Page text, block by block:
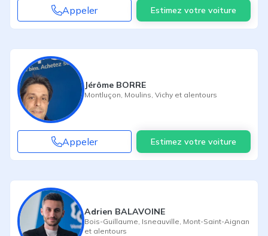
Appeler Estimez votre voiture
Jérôme BORRE
Montluçon Moulins Vichy et alentours
Appeler Estimez votre voiture
Adrien BALAVOINE
Bois-Guillaume Isneauville Mont-Saint-Aignan
et alentours